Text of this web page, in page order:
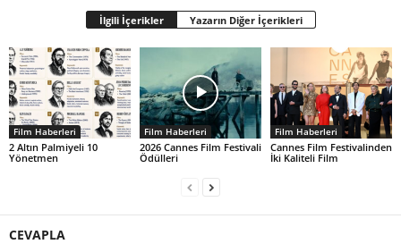
İlgili İçerikler Yazarın Diğer İçerikleri
Film Haberleri
2 Altın Palmiyeli 10
Yönetmen
Film Haberleri
2026 Cannes Film Festivali
Ödülleri
Film Haberleri
Cannes Film Festivalinden
İki Kaliteli Film
CEVAPLA